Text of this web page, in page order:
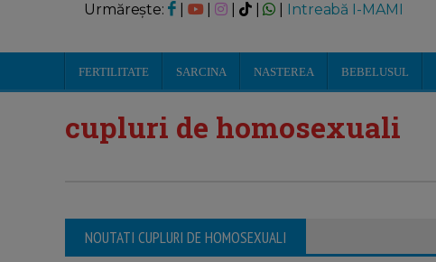
Urmărește: | | Intreabă I-MAMI
FERTILITATE SARCINA NASTEREA BEBELUSUL
cupluri de homosexuali
NOUTATI CUPLURI DE HOMOSEXUALI